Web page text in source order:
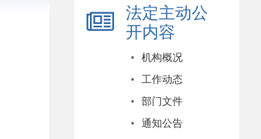
法定主动公
开内容
机构概况
工作动态
部门文件
通知公告